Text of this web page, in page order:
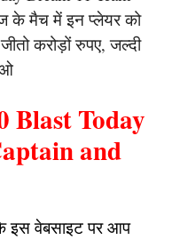
के मैच में इन प्लेयर को
करोड़ों रुपए, जल्दी
Today
and
इस वेबसाइट पर आप